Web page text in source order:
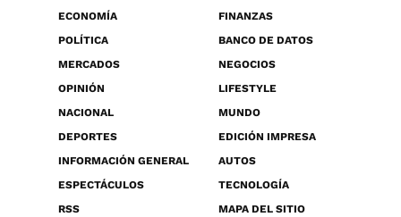
ECONOMÍA
FINANZAS
POLÍTICA
BANCO DE DATOS
MERCADOS
NEGOCIOS
OPINIÓN
LIFESTYLE
NACIONAL
MUNDO
DEPORTES
EDICIÓN IMPRESA
INFORMACIÓN GENERAL
AUTOS
ESPECTÁCULOS
TECNOLOGÍA
RSS
MAPA DEL SITIO